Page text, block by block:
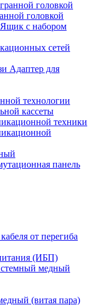
головкой
Ящик с набором
сетей
Адаптер для
технологии
кассеты
техники
панель
от перегиба
(ИБП)
медный